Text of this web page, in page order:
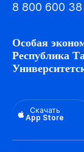
8 800 600 38
Особая
Республика
Скачать
App Store